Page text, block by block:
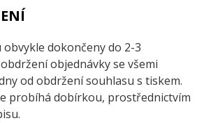
obvykle dokončeny do 2-3
objednávky se všemi
od obdržení souhlasu s tiskem.
probíhá dobírkou, prostřednictvím